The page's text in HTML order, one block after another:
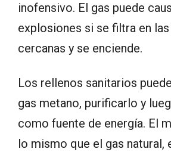
inofensivo. El gas puede
explosiones si se filtra en
cercanas y se enciende.
Los rellenos sanitarios
gas metano, purificarlo y
como fuente de energía. El
lo mismo que el gas natural,